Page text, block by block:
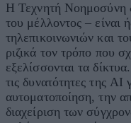
Η Τεχνητή Νοημοσύνη
του μέλλοντος –
τηλεπικοινωνιών και
ριζικά τον τρόπο που
εξελίσσονται τα
τις δυνατότητες της AI
αυτοματοποίηση, την
διαχείριση των